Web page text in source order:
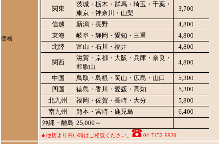
価格
関東
茨城・栃木・群馬・埼玉・千葉・
東京・神奈川・山梨
3,700
信越 新潟・長野
4,800
東海
岐阜・静岡・愛知・三重
4,800
北陸
富山・石川・福井 4,800
関西
滋賀・京都・大阪・兵庫・奈良・
和歌山
4,800
中国 鳥取・島根・岡山・広島・山口
5,300
四国
徳島・香川・愛媛・高知
5,300
北九州
福岡・佐賀・長崎・大分
5,800
南九州
熊本・宮崎・鹿児島
6,400
沖縄・離島 25,000～
★他店より高い時はご相談ください。 04-7152-9920